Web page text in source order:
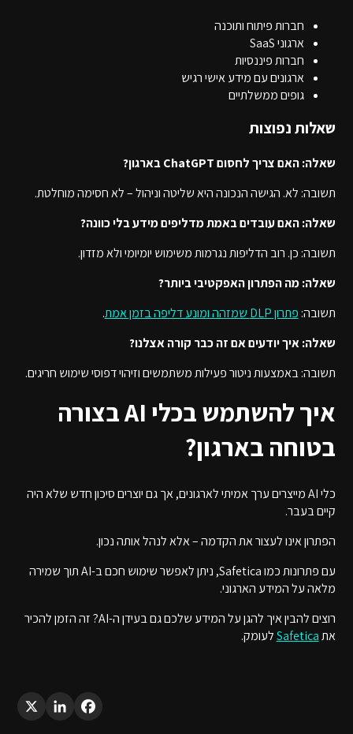
חברות פיתוח ותוכנה
ארגוני SaaS
חברות פיננסיות
ארגונים עם מידע אישי רגיש
גופים ממשלתיים
שאלות נפוצות
שאלה: האם צריך לחסום ChatGPT בארגון?
תשובה: לא. הגישה הנכונה היא שליטה וניהול – לא חסימה מוחלטת.
שאלה: האם עובדים באמת מדליפים מידע בלי כוונה?
תשובה: כן. רוב הדליפות נגרמות משימוש יומיומי ולא מזדון.
שאלה: מה הפתרון האפקטיבי ביותר?
תשובה: פתרון DLP שמזהה ומונע דליפה בזמן אמת
.
שאלה: איך יודעים אם זה כבר קורה אצלנו?
תשובה: באמצעות ניטור פעילות משתמשים וזיהוי דפוסי שימוש חריגים.
איך להשתמש בכלי AI בצורה
בטוחה בארגון?
כלי AI מייצרים ערך אמיתי לארגונים, אך גם יוצרים סיכון חדש שלא היה
קיים בעבר.
הפתרון אינו לעצור את הקדמה – אלא לנהל אותה נכון.
עם פתרונות כמו Safetica, ניתן לאפשר שימוש חכם ב-AI תוך שמירה
מלאה על המידע הארגוני.
רוצים להבין איך להגן על המידע שלכם גם בעידן ה-AI? זה הזמן להכיר
אתSafeticaלעומק.
Facebook
LinkedIn
X